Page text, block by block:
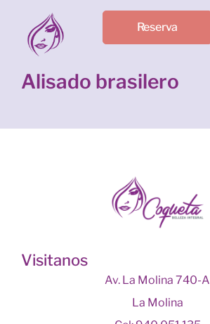
Reserva
Alisado brasilero
Visitanos
Av. La Molina 740-A
La Molina